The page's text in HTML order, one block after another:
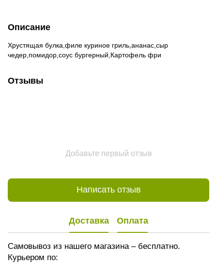
Описание
Хрустящая булка,филе куриное гриль,ананас,сыр
чедер,помидор,соус бургерный,Картофель фри
Отзывы
Добавьте первый отзыв
Написать отзыв
Доставка Оплата
Самовывоз из нашего магазина – бесплатно.
Курьером по: